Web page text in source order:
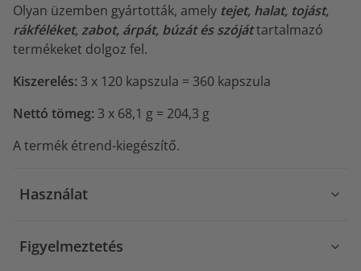
Olyan üzemben gyártották, amely tejet, halat, tojást,
rákféléket, zabot, árpát, búzát és szójáttartalmazó
termékeket dolgoz fel.
Kiszerelés: 3 x 120 kapszula = 360 kapszula
Nettó tömeg: 3 x 68,1 g = 204,3 g
A termék étrend-kiegészítő.
Használat
Figyelmeztetés